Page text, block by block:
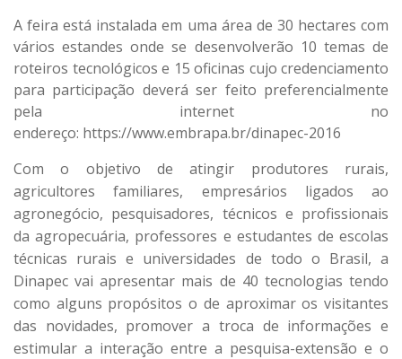
A feira está instalada em uma área de 30 hectares com
vários estandes onde se desenvolverão 10 temas de
roteiros tecnológicos e 15 oficinas cujo credenciamento
para participação deverá ser feito preferencialmente
pela internet no
endereço: https://www.embrapa.br/dinapec-2016
Com o objetivo de atingir produtores rurais,
agricultores familiares, empresários ligados ao
agronegócio, pesquisadores, técnicos e profissionais
da agropecuária, professores e estudantes de escolas
técnicas rurais e universidades de todo o Brasil, a
Dinapec vai apresentar mais de 40 tecnologias tendo
como alguns propósitos o de aproximar os visitantes
das novidades, promover a troca de informações e
estimular a interação entre a pesquisa-extensão e o